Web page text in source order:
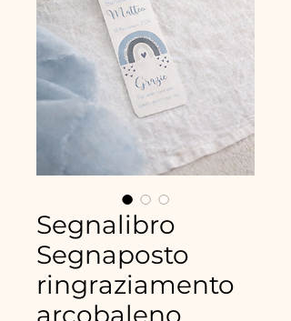
Segnalibro
Segnaposto
ringraziamento
arcobaleno